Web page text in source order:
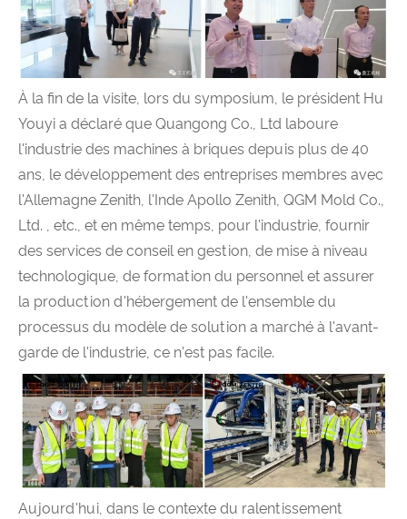
À la fin de la visite, lors du symposium, le président Hu
Youyi a déclaré que Quangong Co., Ltd laboure
l'industrie des machines à briques depuis plus de 40
ans, le développement des entreprises membres avec
l'Allemagne Zenith, l'Inde Apollo Zenith, QGM Mold Co.,
Ltd. , etc., et en même temps, pour l'industrie, fournir
des services de conseil en gestion, de mise à niveau
technologique, de formation du personnel et assurer
la production d'hébergement de l'ensemble du
processus du modèle de solution a marché à l'avant-
garde de l'industrie, ce n'est pas facile.
Aujourd'hui, dans le contexte du ralentissement